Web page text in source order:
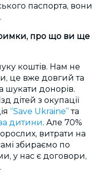
паспорта, вони
про що ви ще
коштів. Нам не
це вже довгий та
донорів.
дітей з окупації
“Save Ukraine”та
дитини. Але 70%
витрати на
збираємо по
у нас є договори,